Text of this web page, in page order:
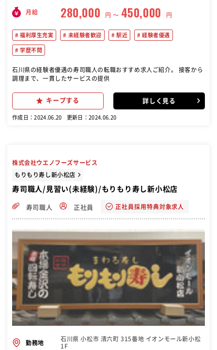
月給 280,000 円 〜 450,000 円
福利厚生充実 未経験者歓迎 駅近 経験者優遇
学歴不問
石川県の経験者優遇の寿司職人の転職おすすめ求人ご紹介。 接客から
調理まで、一貫したサービスの提供
キープする 詳しく見る
作成日：2024.06.20 更新日：2024.06.20
株式会社ウエノフーズサービス
もりもり寿し新小松店
寿司職人/見習い(未経験)/もりもり寿し新小松店
寿司職人 正社員 正社員採用特典対象求人
勤務地
石川県 小松市 清六町 315番地 イオンモール新小松
1F